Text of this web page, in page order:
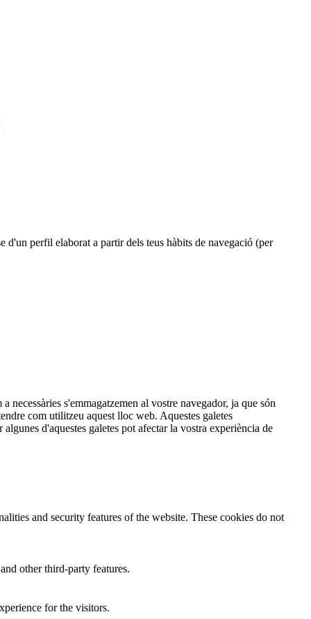
perfil elaborat a partir dels teus hàbits de navegació (per
s'emmagatzemen al vostre navegador, ja que són
com utilitzeu aquest lloc web. Aquestes galetes
d'aquestes galetes pot afectar la vostra experiència de
and security features of the website. These cookies do not
other third-party features.
for the visitors.